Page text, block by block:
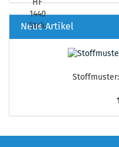
Neue Artikel
Stoffmuster: